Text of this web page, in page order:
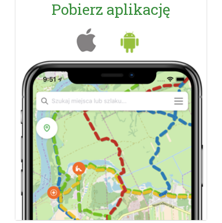
Pobierz aplikację